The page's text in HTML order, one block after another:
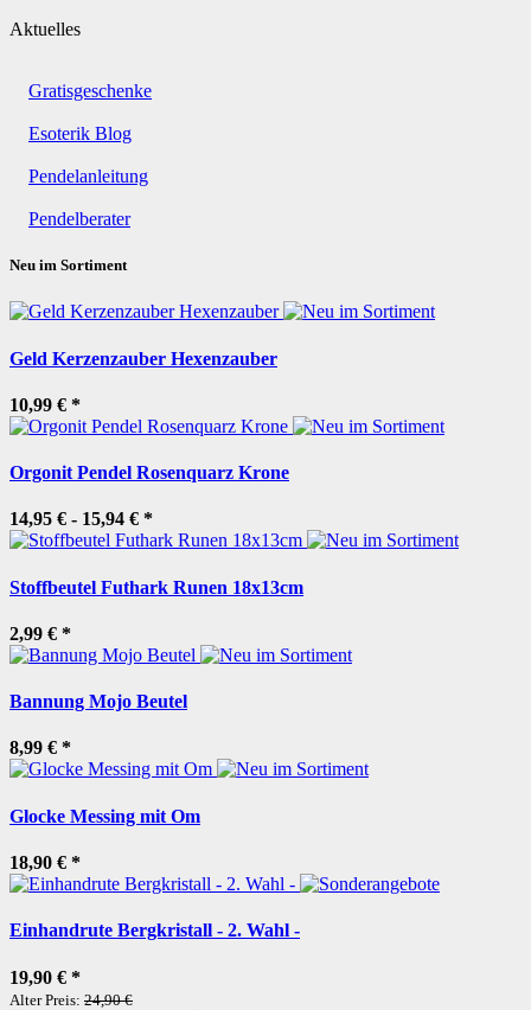
Aktuelles
Gratisgeschenke
Esoterik Blog
Pendelanleitung
Pendelberater
Neu im Sortiment
Geld Kerzenzauber Hexenzauber
10,99 € *
Orgonit Pendel Rosenquarz Krone
14,95 € - 15,94 € *
Stoffbeutel Futhark Runen 18x13cm
2,99 € *
Bannung Mojo Beutel
8,99 € *
Glocke Messing mit Om
18,90 € *
Einhandrute Bergkristall - 2. Wahl -
19,90 € *
Alter Preis: 24,90 €